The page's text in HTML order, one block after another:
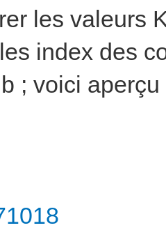
les valeurs
index des
; voici